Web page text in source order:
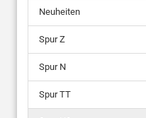
Neuheiten
Spur Z
Spur N
Spur TT